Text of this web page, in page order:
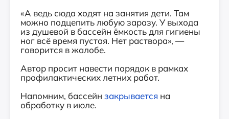
«А ведь сюда ходят на занятия дети. Там
можно подцепить любую заразу. У выхода
из душевой в бассейн ёмкость для гигиены
ног всё время пустая. Нет раствора», —
говорится в жалобе.
Автор просит навести порядок в рамках
профилактических летних работ.
Напомним, бассейн закрывается на
обработку в июле.